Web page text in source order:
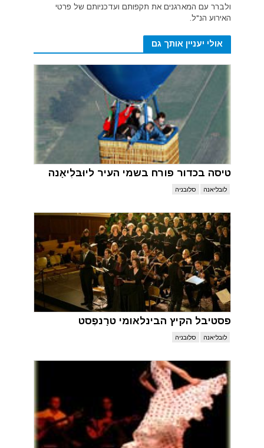
ולברר עם המארגנים את תקפותם ועדכניותם של פרטי
האירוע הנ"ל.
אולי יעניין אותך גם
טיסה בכדור פורח בשמי העיר ליוּבּלִיאָנה
לובליאנה סלובניה
פסטיבל הקיץ הבינלאומי טרָנפֶסט
לובליאנה סלובניה